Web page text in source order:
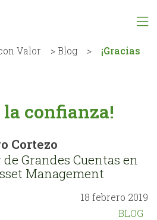
Valor >Blog >
¡Gracias
la confianza!
Cortezo
Grandes Cuentas en
Management
18 febrero 2019
BLOG